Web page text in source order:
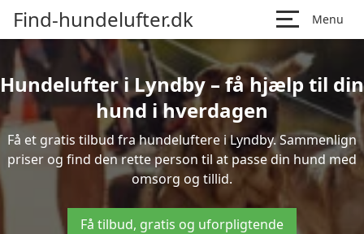
Find-hundelufter.dk Menu
Hundelufter i Lyndby – få hjælp til din
hund i hverdagen
Få et gratis tilbud fra hundeluftere i Lyndby. Sammenlign
priser og find den rette person til at passe din hund med
omsorg og tillid.
Få tilbud, gratis og uforpligtende